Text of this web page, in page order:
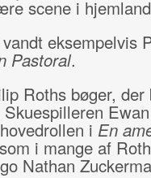
scene i
eksempelvis
Pastoral.
Roths bøger, der
i En
i mange af
Nathan